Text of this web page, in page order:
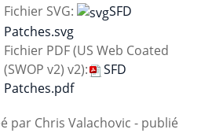
Fichier SVG:
SFD
Patches.svg
Fichier PDF (US Web Coated
(SWOP v2) v2):
SFD
Patches.pdf
par Chris Valachovic - publié